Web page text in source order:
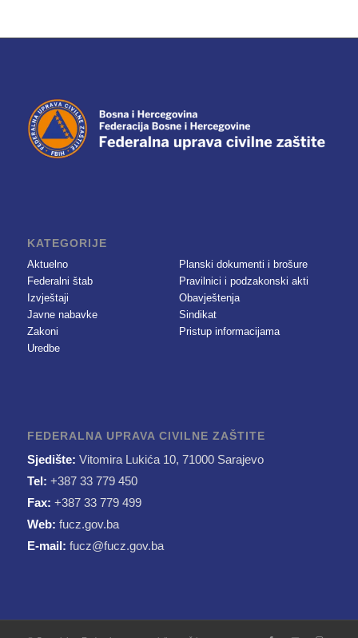
KATEGORIJE
Aktuelno
Federalni štab
Izvještaji
Javne nabavke
Zakoni
Uredbe
Planski dokumenti i brošure
Pravilnici i podzakonski akti
Obavještenja
Sindikat
Pristup informacijama
FEDERALNA UPRAVA CIVILNE ZAŠTITE
Sjedište: Vitomira Lukića 10, 71000 Sarajevo
Tel: +387 33 779 450
Fax: +387 33 779 499
Web: fucz.gov.ba
E-mail: fucz@fucz.gov.ba